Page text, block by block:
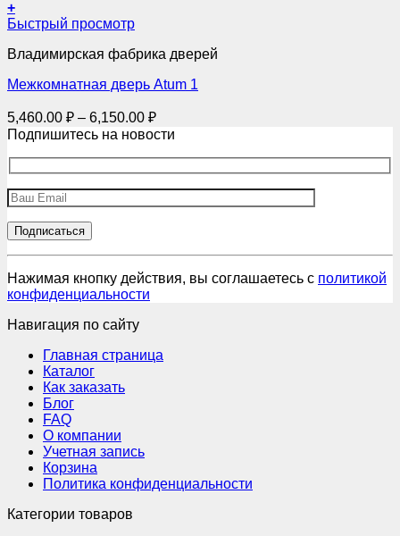
на
странице
+
Этот
имеет
вариаций.
можно
выбрать
Быстрый просмотр
Владимирская фабрика дверей
Межкомнатная дверь Atum 1
5,460.00 ₽ – 6,150.00 ₽Диапазон
цен:
Подпишитесь на новости
Нажимая кнопку действия, вы соглашаетесь с политикой
конфиденциальности
Навигация по сайту
Главная страница
Каталог
Как заказать
Блог
FAQ
О компании
Учетная запись
Корзина
Политика конфиденциальности
Категории товаров